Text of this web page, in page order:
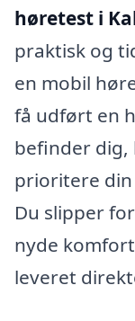
høretest i
praktisk og
en mobil
få udført en
befinder dig,
prioritere
Du slipper
nyde
leveret